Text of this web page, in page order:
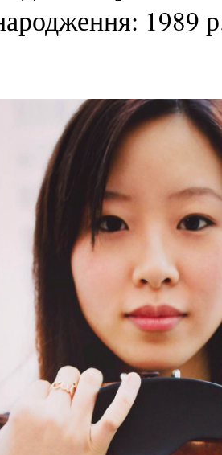
1989